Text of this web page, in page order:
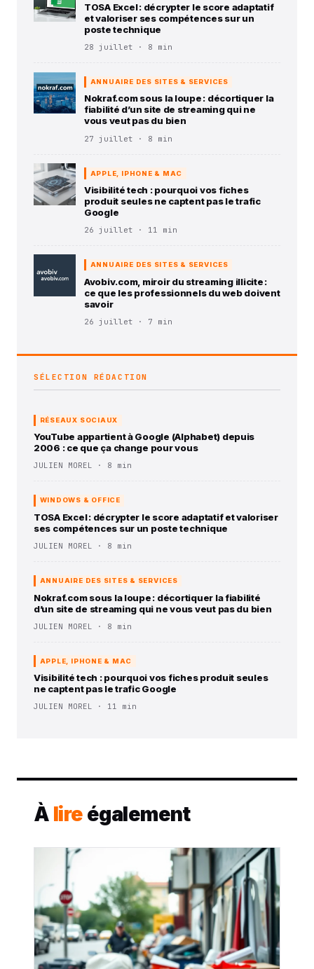
TOSA Excel : décrypter le score adaptatif
et valoriser ses compétences sur un
poste technique
28 juillet · 8 min
ANNUAIRE DES SITES & SERVICES
Nokraf.com sous la loupe : décortiquer la
fiabilité d’un site de streaming qui ne
vous veut pas du bien
27 juillet · 8 min
APPLE, IPHONE & MAC
Visibilité tech : pourquoi vos fiches
produit seules ne captent pas le trafic
Google
26 juillet · 11 min
ANNUAIRE DES SITES & SERVICES
Avobiv.com, miroir du streaming illicite :
ce que les professionnels du web doivent
savoir
26 juillet · 7 min
SÉLECTION RÉDACTION
RÉSEAUX SOCIAUX
YouTube appartient à Google (Alphabet) depuis
2006 : ce que ça change pour vous
JULIEN MOREL · 8 min
WINDOWS & OFFICE
TOSA Excel : décrypter le score adaptatif et valoriser
ses compétences sur un poste technique
JULIEN MOREL · 8 min
ANNUAIRE DES SITES & SERVICES
Nokraf.com sous la loupe : décortiquer la fiabilité
d’un site de streaming qui ne vous veut pas du bien
JULIEN MOREL · 8 min
APPLE, IPHONE & MAC
Visibilité tech : pourquoi vos fiches produit seules
ne captent pas le trafic Google
JULIEN MOREL · 11 min
À lire également